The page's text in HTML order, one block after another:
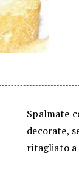
Spalmate
decorate,
ritagliato